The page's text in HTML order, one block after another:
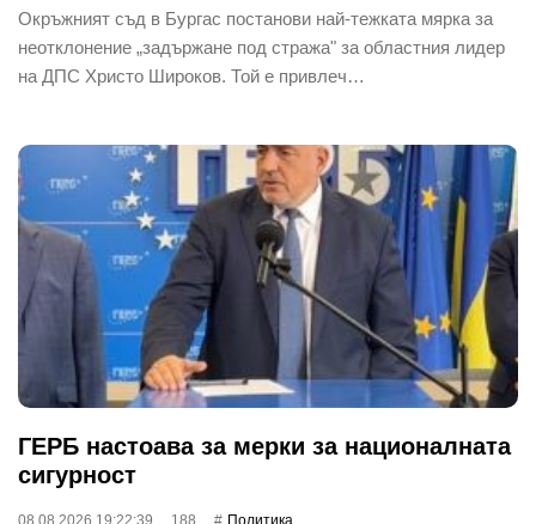
Окръжният съд в Бургас постанови най-тежката мярка за
неотклонение „задържане под стража" за областния лидер
на ДПС Христо Широков. Той е привлеч…
ГЕРБ настоава за мерки за националната
сигурност
08.08.2026 19:22:39 188 Политика